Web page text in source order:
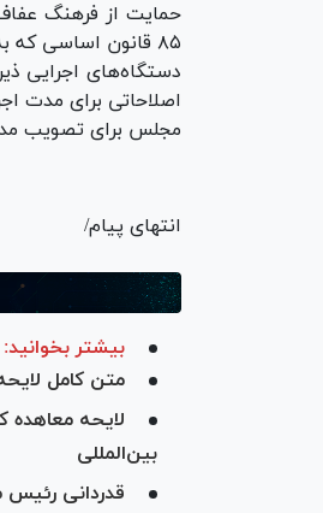
۸۵ قانون اساسی
دستگاه‌های اجرایی
مجلس برای تصویب
انتهای پیام/
بیشتر بخوانید:
متن کامل
لایحه معاهده
بین‌المللی
قدردانی رئیس